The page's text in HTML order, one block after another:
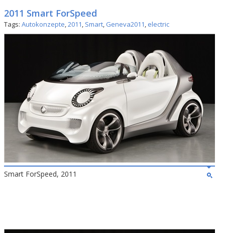
2011 Smart ForSpeed
Tags: Autokonzepte,2011, Smart, Geneva2011, electric
Smart ForSpeed, 2011